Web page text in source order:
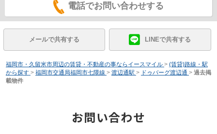
電話でお問い合わせする
メールで共有する LINEで共有する
福岡市・久留米市周辺の賃貸・不動産の事ならイースマイル > (賃貸)路線・駅
から探す > 福岡市交通局福岡市七隈線 > 渡辺通駅 > ドゥバーグ渡辺通 > 過去掲
載物件
お問い合わせ